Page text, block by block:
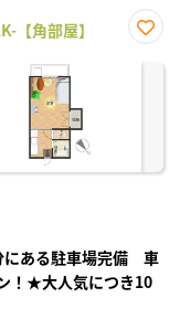
【角部屋】
に入
にある駐車場完備 車
！★大人気につき10